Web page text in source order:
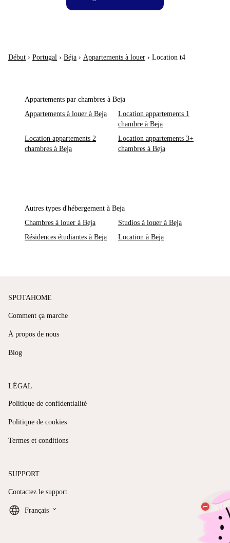
Début › Portugal › Béja › Appartements à louer › Location t4
Appartements par chambres à Beja
Appartements à louer à Beja
Location appartements 1
chambre à Beja
Location appartements 2
chambres à Beja
Location appartements 3+
chambres à Beja
Autres types d'hébergement à Beja
Chambres à louer à Beja
Studios à louer à Beja
Résidences étudiantes à Beja
Location à Beja
SPOTAHOME
Comment ça marche
À propos de nous
Blog
LÉGAL
Politique de confidentialité
Politique de cookies
Termes et conditions
SUPPORT
Contactez le support
Français keyboard_arrow_down